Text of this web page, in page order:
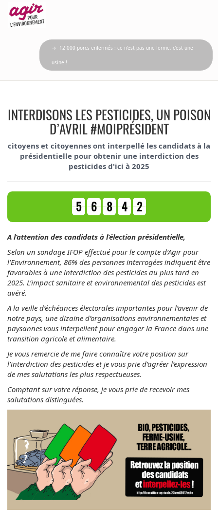
→ 12 000 porcs enfermés : ce n’est pas une ferme, c’est une
usine !
INTERDISONS LES PESTICIDES, UN POISON
D’AVRIL #MOIPRÉSIDENT
citoyens et citoyennes ont interpellé les candidats à la
présidentielle pour obtenir une interdiction des
pesticides d'ici à 2025
5 6 8 4 2
A l’attention des candidats à l’élection présidentielle,
Selon un sondage IFOP effectué pour le compte d’Agir pour
l’Environnement, 86% des personnes interrogées indiquent être
favorables à une interdiction des pesticides au plus tard en
2025. L’impact sanitaire et environnemental des pesticides est
avéré.
A la veille d’échéances électorales importantes pour l’avenir de
notre pays, une dizaine d’organisations environnementales et
paysannes vous interpellent pour engager la France dans une
transition agricole et alimentaire.
Je vous remercie de me faire connaître votre position sur
l’interdiction des pesticides et je vous prie d’agréer l’expression
de mes salutations les plus respectueuses.
Comptant sur votre réponse, je vous prie de recevoir mes
salutations distinguées.